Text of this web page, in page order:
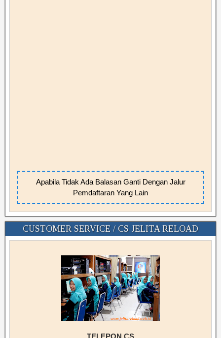
Apabila Tidak Ada Balasan Ganti Dengan Jalur
Pemdaftaran Yang Lain
CUSTOMER SERVICE / CS JELITA RELOAD
TELEPON CS